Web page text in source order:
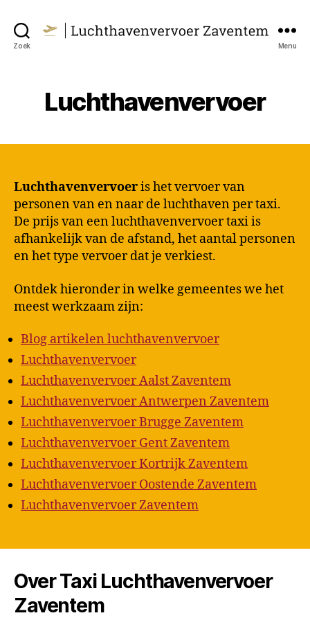
Zoek Menu
Luchthavenvervoer
Luchthavenvervoeris het vervoer van
personen van en naar de luchthaven per taxi.
De prijs van een luchthavenvervoer taxi is
afhankelijk van de afstand, het aantal personen
en het type vervoer dat je verkiest.
Ontdek hieronder in welke gemeentes we het
meest werkzaam zijn:
Blog artikelen luchthavenvervoer
Luchthavenvervoer
Luchthavenvervoer Aalst Zaventem
Luchthavenvervoer Antwerpen Zaventem
Luchthavenvervoer Brugge Zaventem
Luchthavenvervoer Gent Zaventem
Luchthavenvervoer Kortrijk Zaventem
Luchthavenvervoer Oostende Zaventem
Luchthavenvervoer Zaventem
Over Taxi Luchthavenvervoer
Zaventem